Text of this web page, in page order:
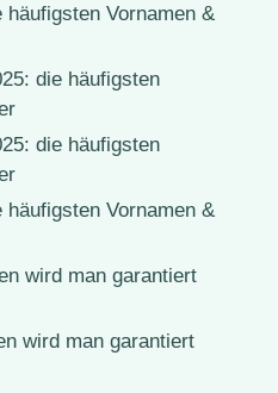
Vornamen &
die häufigsten
die häufigsten
Vornamen &
wird man garantiert
wird man garantiert